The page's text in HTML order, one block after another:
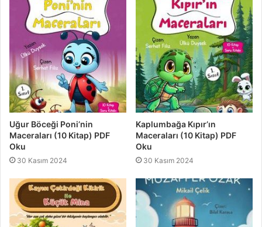
Uğur Böceği Poni’nin
Maceraları (10 Kitap) PDF
Oku
30 Kasım 2024
Kaplumbağa Kıpır’ın
Maceraları (10 Kitap) PDF
Oku
30 Kasım 2024